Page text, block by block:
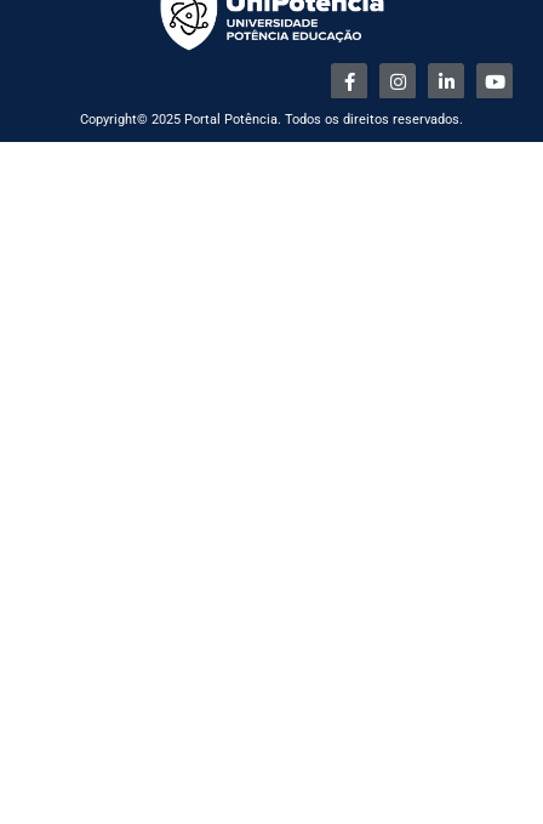
Copyright© 2025 Portal Potência. Todos os direitos reservados.